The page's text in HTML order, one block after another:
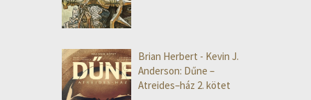
Brian Herbert - Kevin J.
Anderson: Dűne –
Atreides–ház 2. kötet